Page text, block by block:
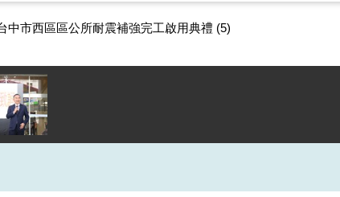
中市西區區公所耐震補強完工啟用典禮 (5)